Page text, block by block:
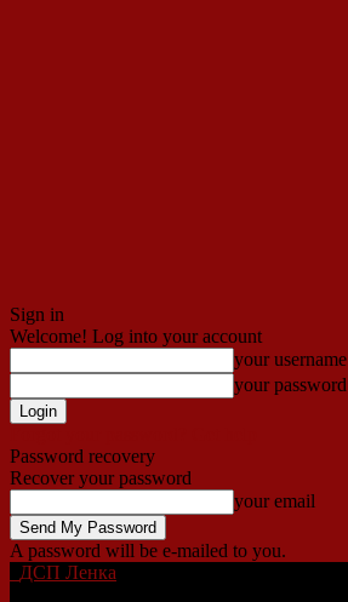
Sign in
Welcome! Log into your account
your username
your password
Password recovery
Recover your password
your email
A password will be e-mailed to you.
ДСП Ленка